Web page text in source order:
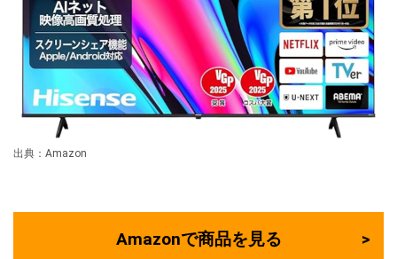
出典：Amazon
Amazonで商品を見る